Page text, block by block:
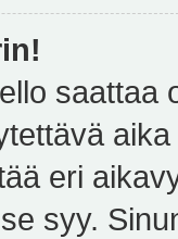
saattaa
eri
syy.